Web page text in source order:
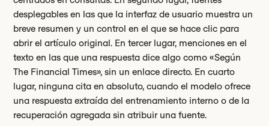
desplegables en las que la interfaz de usuario muestra un
breve resumen y un control en el que se hace clic para
abrir el artículo original. En tercer lugar, menciones en el
texto en las que una respuesta dice algo como «Según
The Financial Times», sin un enlace directo. En cuarto
lugar, ninguna cita en absoluto, cuando el modelo ofrece
una respuesta extraída del entrenamiento interno o de la
recuperación agregada sin atribuir una fuente.